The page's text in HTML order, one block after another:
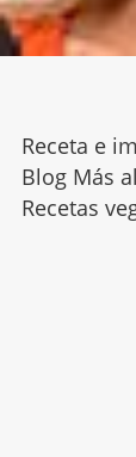
Receta e
Blog Más
Recetas